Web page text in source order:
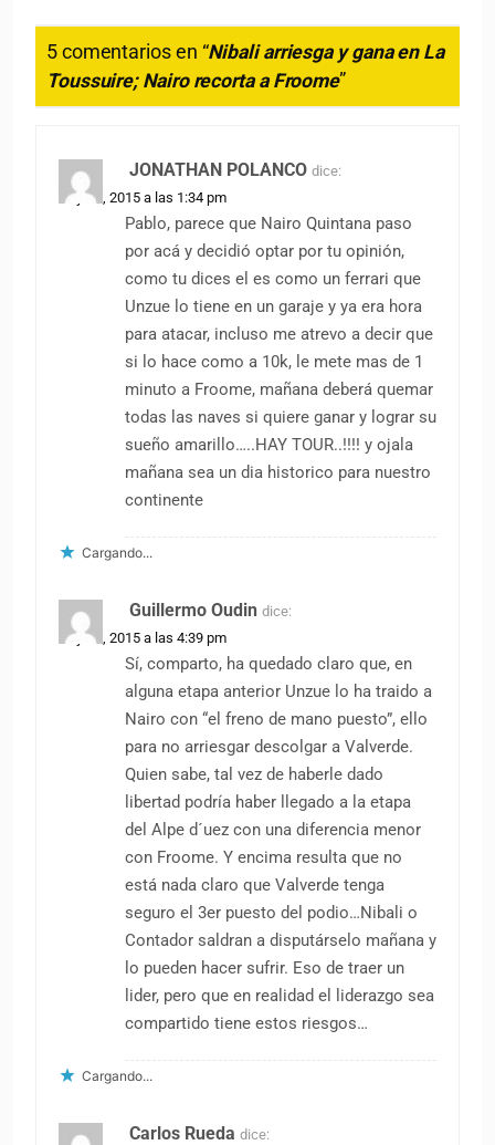
5 comentarios en “Nibali arriesga y gana en La
Toussuire; Nairo recorta a Froome”
JONATHAN POLANCO dice:
24 julio, 2015 a las 1:34 pm
Pablo, parece que Nairo Quintana paso
por acá y decidió optar por tu opinión,
como tu dices el es como un ferrari que
Unzue lo tiene en un garaje y ya era hora
para atacar, incluso me atrevo a decir que
si lo hace como a 10k, le mete mas de 1
minuto a Froome, mañana deberá quemar
todas las naves si quiere ganar y lograr su
sueño amarillo…..HAY TOUR..!!!! y ojala
mañana sea un dia historico para nuestro
continente
Cargando...
Guillermo Oudin dice:
24 julio, 2015 a las 4:39 pm
Sí, comparto, ha quedado claro que, en
alguna etapa anterior Unzue lo ha traido a
Nairo con “el freno de mano puesto”, ello
para no arriesgar descolgar a Valverde.
Quien sabe, tal vez de haberle dado
libertad podría haber llegado a la etapa
del Alpe d´uez con una diferencia menor
con Froome. Y encima resulta que no
está nada claro que Valverde tenga
seguro el 3er puesto del podio…Nibali o
Contador saldran a disputárselo mañana y
lo pueden hacer sufrir. Eso de traer un
lider, pero que en realidad el liderazgo sea
compartido tiene estos riesgos…
Cargando...
Carlos Rueda dice: